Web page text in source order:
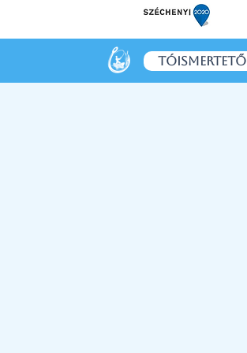
Tóismertető